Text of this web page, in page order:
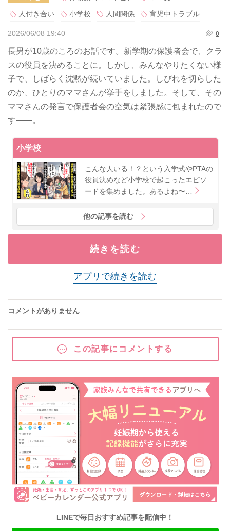
人付き合い
小学校 人間関係 育児中トラブル
2026/06/08 19:40 0
長男が10歳のころのお話です。新学期の保護者会で、クラ
スの役員を決めることに。しかし、みんなやりたくない様
子で、しばらく沈黙が続いていました。しびれを切らした
のか、ひとりのママさんが挙手をしました。そして、その
ママさんの発言で保護者会の空気は緊張感に包まれたので
す――。
小学校
こんな人いる！？という入学式やPTAの
役員決めなど小学校で起こったエピソ
ードを集めました。あるよね〜…
他の記事を読む
続きを読む
アプリで続きを読む
コメントがありません
この記事にコメントする
LINEで毎日おすすめ記事を配信中！